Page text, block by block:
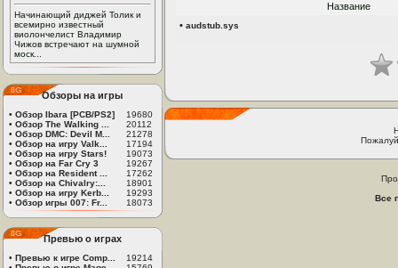
Начинающий диджей Толик и
всемирно известный
виолончелист Владимир
Чижов встречают на шумной
моск...
Обзоры на игры
• Обзор Ibara [PCB/PS2]
19680
• Обзор The Walking ...
20112
• Обзор DMC: Devil M...
21278
• Обзор на игру Valk...
17194
• Обзор на игру Stars!
19073
• Обзор на Far Cry 3
19267
• Обзор на Resident ...
17262
• Обзор на Chivalry:...
18901
• Обзор на игру Kerb...
19293
• Обзор игры 007: Fr... 18073
Превью о играх
• Превью к игре Comp...
19214
Название
• audstub.sys
Все